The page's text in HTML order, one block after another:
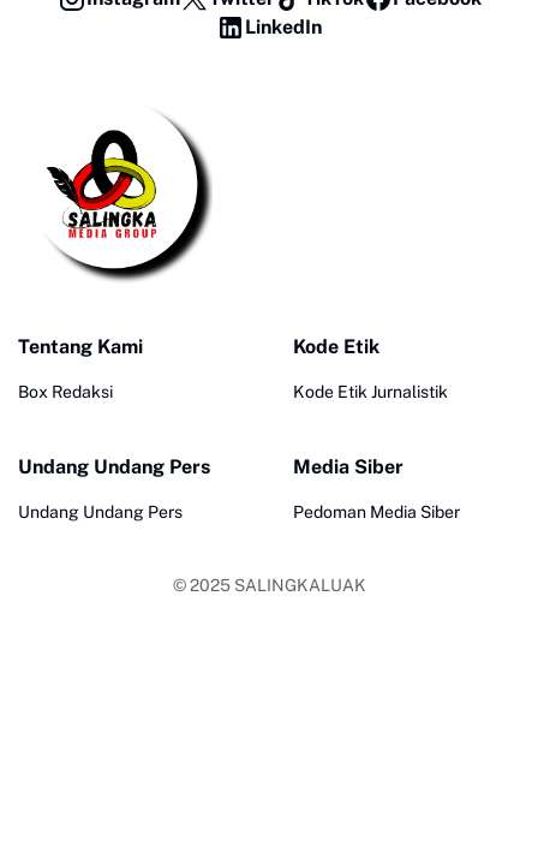
LinkedIn
Tentang Kami
Box Redaksi
Kode Etik
Kode Etik Jurnalistik
Undang Undang Pers
Undang Undang Pers
Media Siber
Pedoman Media Siber
© 2025 SALINGKALUAK